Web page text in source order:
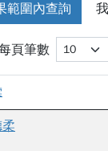
範圍內查詢
頁筆數